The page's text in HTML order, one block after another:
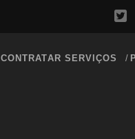
CONTRATAR SERVIÇOS